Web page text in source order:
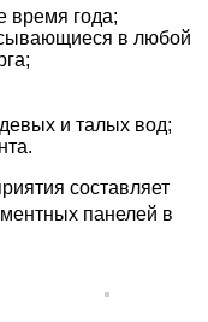
время года;
в любой
и талых вод;
составляет
панелей в